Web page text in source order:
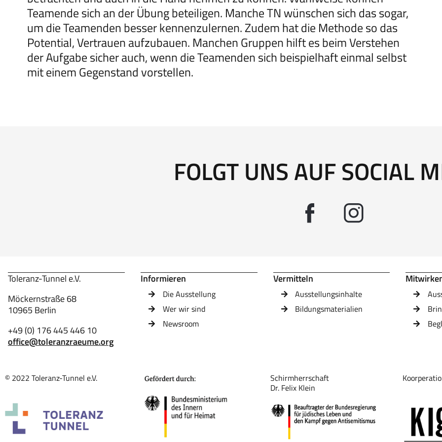
Teamende sich an der Übung beteiligen. Manche TN wünschen sich das sogar,
um die Teamenden besser kennenzulernen. Zudem hat die Methode so das
Potential, Vertrauen aufzubauen. Manchen Gruppen hilft es beim Verstehen
der Aufgabe sicher auch, wenn die Teamenden sich beispielhaft einmal selbst
mit einem Gegenstand vorstellen.
FOLGT UNS AUF SOCIAL
Toleranz-Tunnel e.V.
Möckernstraße 68
10965 Berlin
+49 (0) 176 445 446 10
office@toleranzraeume.org
Informieren
Die Ausstellung
Wer wir sind
Newsroom
Vermitteln
Ausstellungsinhalte
Bildungsmaterialien
© 2022 Toleranz-Tunnel e.V.
Schirmherrschaft
Dr. Felix Klein